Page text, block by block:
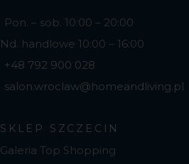
Pon. – sob. 10:00 – 20:00
Nd. handlowe 10:00 – 16:00
+48 792 900 028
salon.wroclaw@homeandliving.pl
SKLEP SZCZECIN
Galeria Top Shopping